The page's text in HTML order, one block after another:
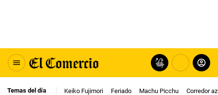
Temas del día Keiko Fujimori Feriado Machu Picchu Corredor